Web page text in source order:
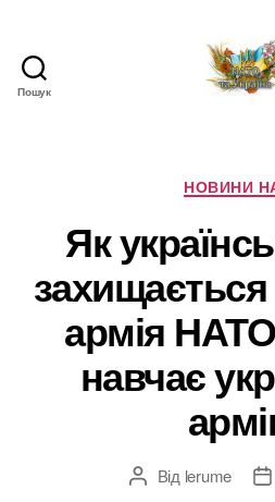
Пошук
про
в
НОВИНИ
Як
захищається
армія
навчає
Автор
Від lerume